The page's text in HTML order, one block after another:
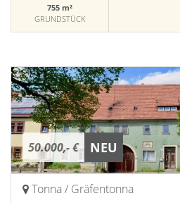
755 m²
GRUNDSTÜCK
50.000,- € NEU
Tonna / Gräfentonna